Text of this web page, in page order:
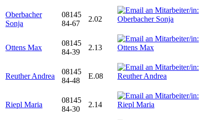
Oberbacher
Sonja
08145
84-67
2.02
Ottens Max
08145
84-39
2.13
Reuther Andrea
08145
84-48
E.08
Riepl Maria
08145
84-30
2.14